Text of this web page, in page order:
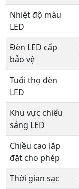
Nhiệt độ màu
LED
Đèn LED cấp
bảo vệ
Tuổi thọ đèn
LED
Khu vực chiếu
sáng LED
Chiều cao lắp
đặt cho phép
Thời gian sạc